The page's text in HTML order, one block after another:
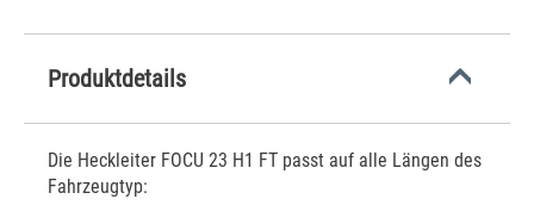
Produktdetails
Die Heckleiter FOCU 23 H1 FT passt auf alle Längen des
Fahrzeugtyp: